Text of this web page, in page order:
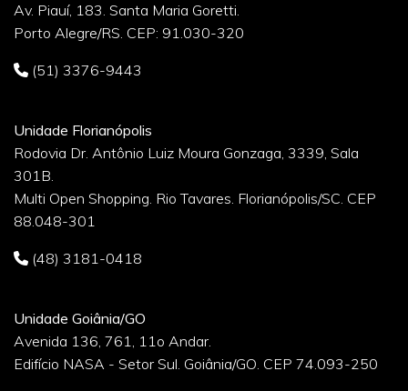
Av. Piauí, 183. Santa Maria Goretti.
Porto Alegre/RS. CEP: 91.030-320
(51) 3376-9443
Unidade Florianópolis
Rodovia Dr. Antônio Luiz Moura Gonzaga, 3339, Sala
301B.
Multi Open Shopping. Rio Tavares. Florianópolis/SC. CEP
88.048-301
(48) 3181-0418
Unidade Goiânia/GO
Avenida 136, 761, 11o Andar.
Edifício NASA - Setor Sul. Goiânia/GO. CEP 74.093-250